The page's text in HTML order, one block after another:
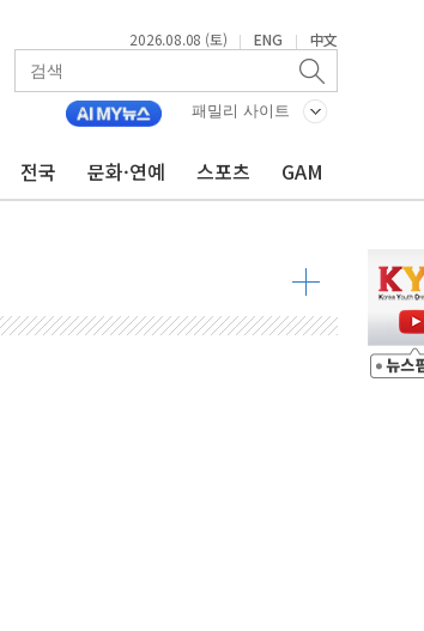
2026.08.08 (토) | ENG | 中文
패밀리 사이트
전국 문화·연예 스포츠 GAM
당대표 후보
...47.75% vs 42.08%
47.75% 정청래 42.08%
정청래 43.27% 송영길 11.63%
족 현실화
에 치여 사망
혼 페널티' 22개 과제 손본다
망·1명 실종